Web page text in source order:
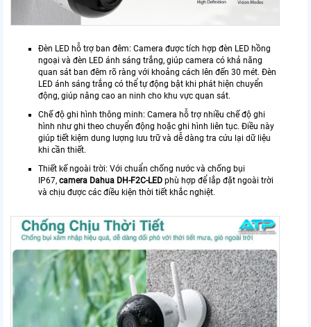
Đèn LED hỗ trợ ban đêm: Camera được tích hợp đèn LED hồng
ngoại và đèn LED ánh sáng trắng, giúp camera có khả năng
quan sát ban đêm rõ ràng với khoảng cách lên đến 30 mét. Đèn
LED ánh sáng trắng có thể tự động bật khi phát hiện chuyển
động, giúp nâng cao an ninh cho khu vực quan sát.
Chế độ ghi hình thông minh: Camera hỗ trợ nhiều chế độ ghi
hình như ghi theo chuyển động hoặc ghi hình liên tục. Điều này
giúp tiết kiệm dung lượng lưu trữ và dễ dàng tra cứu lại dữ liệu
khi cần thiết.
Thiết kế ngoài trời: Với chuẩn chống nước và chống bụi
IP67, camera Dahua DH-F2C-LED phù hợp để lắp đặt ngoài trời
và chịu được các điều kiện thời tiết khắc nghiệt.